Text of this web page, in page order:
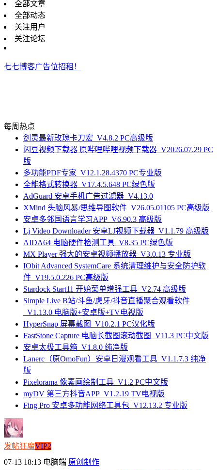
全部文章
全部动态
关注用户
关注论坛
七七博客广告位招租！
每周热点
剑灵最新玫瑰卡刀宏_V4.8.2 PC高级版
闪豆视频下载器 原哔哩哔哩视频下载器_V2026.07.29 PC
版
多功能PDF专家_V12.1.28.4370 PC专业版
全能格式转换器_V17.4.5.648 PC绿色版
AdGuard 安卓手机广告过滤器_V4.13.0
XMind 头脑风暴/思维导图软件_V26.05.01105 PC高级版
安卓多邻国语言学习APP_V6.90.3 高级版
Lj Video Downloader 安卓LJ视频下载器_V1.1.79 高级版
AIDA64 电脑硬件检测工具_V8.35 PC绿色版
MX Player 强大的安卓视频播放器_V3.0.13 专业版
IObit Advanced SystemCare 系统清理维护与安全防护软
件_V19.5.0.226 PC高级版
Stardock Start11 开始菜单增强工具_V2.74 高级版
Simple Live B站/斗鱼/虎牙/抖音直播聚合观看软件
_V1.13.0 电脑版+安卓版+TV电视版
HyperSnap 屏幕截图_V10.2.1 PC汉化版
FastStone Capture 电脑长截图滚动截图_V11.3 PC中文版
安卓太极工具箱_V1.8.0 纯净版
Lanerc（原OmoFun）安卓日漫观看工具_V1.1.7.3 纯净
版
Pixelorama 像素画绘制工具_V1.2 PC中文版
myDV 第三方抖音APP_V1.2.19 TV电视版
Fing Pro 安卓多功能网络工具包_V12.13.2 专业版
发帖狂魔VIP2
07-13 18:13 电脑端 原创制作